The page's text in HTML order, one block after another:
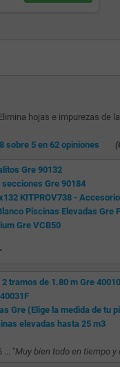
hojas e impurezas de
sobre 5 en 62 opiniones
Gre 90132
Gre 90184
KITPROV738 -
Piscinas Elevadas Gre
Gre VCB50
"
tramos de 1.80 m Gre 40010
Gre (Elige la medida de tu
elevadas hasta 25 m3
... "Muy bien todo en tiempo y